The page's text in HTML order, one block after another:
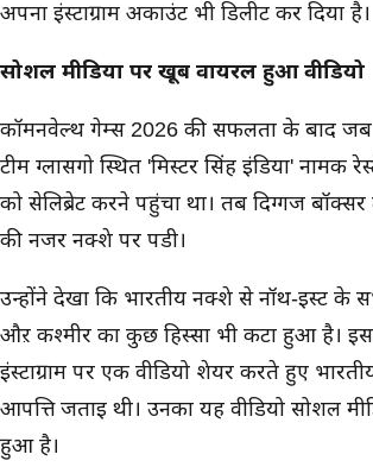
अपना इंस्टाग्राम अकाउंट भी डिलीट कर दिया है।
सोशल मीडिया पर खूब वायरल हुआ वीडियो
कॉमनवेल्थ गेम्स 2026 की सफलता के बाद जब
टीम ग्लासगो स्थित 'मिस्टर सिंह इंडिया' नामक
को सेलिब्रेट करने पहुंचा था। तब दिग्गज बॉक्सर
की नजर नक्शे पर पडी।
उन्होंने देखा कि भारतीय नक्शे से नॉर्थ-ईस्ट के
औऱ कश्मीर का कुछ हिस्सा भी कटा हुआ है।
इंस्टाग्राम पर एक वीडियो शेयर करते हुए
आपत्ति जताई थी। उनका यह वीडियो सोशल
हुआ है।